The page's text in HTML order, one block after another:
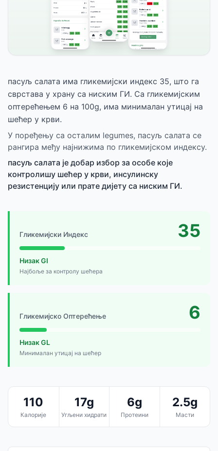
пасуљ салата има гликемијски индекс 35, што га
сврстава у храну са ниским ГИ. Са гликемијским
оптерећењем 6 на 100g, има минималан утицај на
шећер у крви.
У поређењу са осталим legumes, пасуљ салата се
рангира међу најнижима по гликемијском индексу.
пасуљ салата је добар избор за особе које
контролишу шећер у крви, инсулинску
резистенцију или прате дијету са ниским ГИ.
Гликемијски Индекс 35
Низак GI
Најбоље за контролу шећера
Гликемијско Оптерећење 6
Низак GL
Минималан утицај на шећер
110
Калорије
17g
Угљени хидрати
6g
Протеини
2.5g
Масти